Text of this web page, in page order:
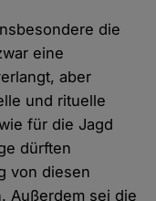
die
eine
aber
und rituelle
für die Jagd
dürften
von diesen
Außerdem sei die